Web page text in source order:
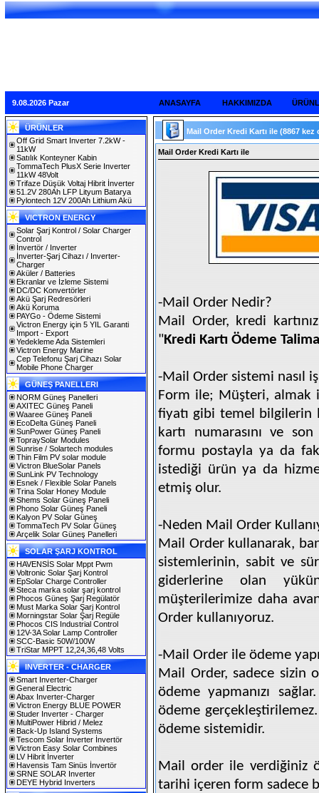
9.08.2026 Pazar ANASAYFA HAKKIMIZDA
ÜRÜNLER
Off Grid Smart Inverter 7.2kW -
11kW
Satılık Konteyner Kabin
TommaTech PlusX Serie Inverter
11kW 48Volt
Trifaze Düşük Voltaj Hibrit İnverter
51.2V 280Ah LFP Lityum Batarya
Pylontech 12V 200Ah Lithium Akü
VICTRON ENERGY
Solar Şarj Kontrol / Solar Charger
Control
İnvertör / Inverter
İnverter-Şarj Cihazı / Inverter-
Charger
Aküler / Batteries
Ekranlar ve İzleme Sistemi
DC/DC Konvertörler
Akü Şarj Redresörleri
Akü Koruma
PAYGo - Ödeme Sistemi
Victron Energy için 5 YIL Garanti
Import - Export
Yedekleme Ada Sistemleri
Victron Energy Marine
Cep Telefonu Şarj Cihazı Solar
Mobile Phone Charger
GÜNEŞ PANELLERI
NORM Güneş Panelleri
AXITEC Güneş Paneli
Waaree Güneş Paneli
EcoDelta Güneş Paneli
SunPower Güneş Paneli
TopraySolar Modules
Sunrise / Solartech modules
Thin Film PV solar module
Victron BlueSolar Panels
SunLink PV Technology
Esnek / Flexible Solar Panels
Trina Solar Honey Module
Shems Solar Güneş Paneli
Phono Solar Güneş Paneli
Kalyon PV Solar Güneş
TommaTech PV Solar Güneş
Arçelik Solar Güneş Panelleri
SOLAR ŞARJ KONTROL
HAVENSİS Solar Mppt Pwm
Voltronic Solar Şarj Kontrol
EpSolar Charge Controller
Steca marka solar şarj kontrol
Phocos Güneş Şarj Regülatör
Must Marka Solar Şarj Kontrol
Morningstar Solar Şarj Regüle
Phocos CIS Industrial Control
12V-3A Solar Lamp Controller
SCC-Basic 50W/100W
TriStar MPPT 12,24,36,48 Volts
INVERTER - CHARGER
Smart Inverter-Charger
General Electric
Abax Inverter-Charger
Victron Energy BLUE POWER
Studer Inverter - Charger
MultiPower Hibrid / Melez
Back-Up Island Systems
Tescom Solar İnverter İnvertör
Victron Easy Solar Combines
LV Hibrit İnverter
Havensis Tam Sinüs İnvertör
SRNE SOLAR Inverter
DEYE Hybrid Inverters
Mail Order Kredi Kartı ile (8867 kez
Mail Order Kredi Kartı ile
-Mail Order Nedir?
Mail Order, kredi
"Kredi Kartı Ödeme
-Mail Order sistemi nasıl
Form ile; Müşteri,
fiyatı gibi temel bilgilerin
kartı numarasını ve
formu postayla ya da
istediği ürün ya da
etmiş olur.
-Neden Mail Order
Mail Order kullanarak,
sistemlerinin, sabit ve
giderlerine olan
müşterilerimize daha
Order kullanıyoruz.
-Mail Order ile ödeme
Mail Order, sadece sizin
ödeme yapmanızı
ödeme
ödeme sistemidir.
Mail order ile verdiğiniz
tarihi içeren form sadece